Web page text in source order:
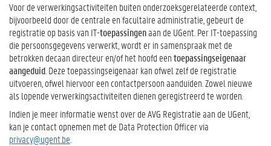
Voor de verwerkingsactiviteiten buiten onderzoeksgerelateerde context,
bijvoorbeeld door de centrale en facultaire administratie, gebeurt de
registratie op basis van IT-toepassingenaan de UGent. Per IT-toepassing
die persoonsgegevens verwerkt, wordt er in samenspraak met de
betrokken decaan directeur en/of het hoofd eentoepassingseigenaar
aangeduid . Deze toepassingseigenaar kan ofwel zelf de registratie
uitvoeren, ofwel hiervoor een contactpersoon aanduiden. Zowel nieuwe
als lopende verwerkingsactiviteiten dienen geregistreerd te worden.
Indien je meer informatie wenst over de AVG Registratie aan de UGent,
kan je contact opnemen met de Data Protection Officer via
privacy@ugent.be